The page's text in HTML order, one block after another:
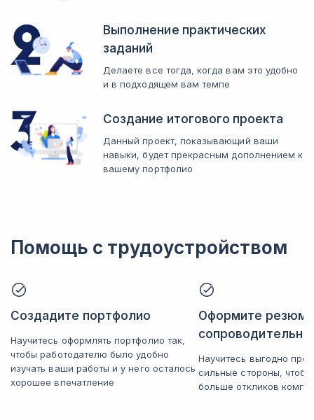
Выполнение практических
заданий
Делаете все тогда, когда вам это удобно
и в подходящем вам темпе
Создание итогового проекта
Данный проект, показывающий ваши
навыки, будет прекрасным дополнением к
вашему портфолио
Помощь с трудоустройством
Создадите портфолио
Научитесь оформлять портфолио так,
чтобы работодателю было удобно
изучать ваши работы и у него осталось
хорошее впечатление
Оформите
Научитесь выгодно
сильные стороны, чтобы
больше откликов